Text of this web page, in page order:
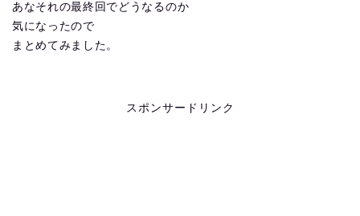
あなそれの最終回でどうなるのか
気になったので
まとめてみました。
スポンサードリンク